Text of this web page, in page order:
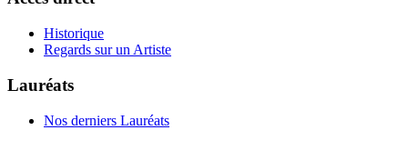
Historique
Regards sur un Artiste
Lauréats
Nos derniers Lauréats